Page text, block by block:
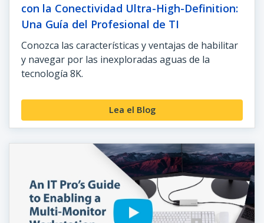
con la Conectividad Ultra-High-Definition:
Una Guía del Profesional de TI
Conozca las características y ventajas de habilitar
y navegar por las inexploradas aguas de la
tecnología 8K.
Lea el Blog